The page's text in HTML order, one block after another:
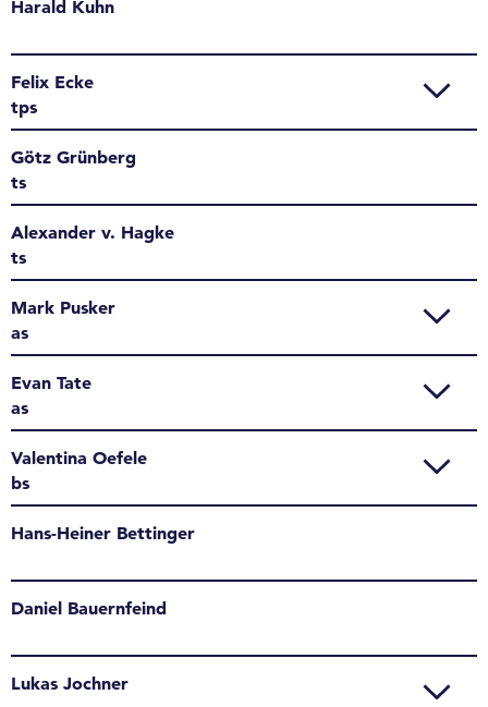
Harald Kuhn
Felix Ecke
tps
Götz Grünberg
ts
Alexander v. Hagke
ts
Mark Pusker
as
Evan Tate
as
Valentina Oefele
bs
Hans-Heiner Bettinger
Daniel Bauernfeind
Lukas Jochner